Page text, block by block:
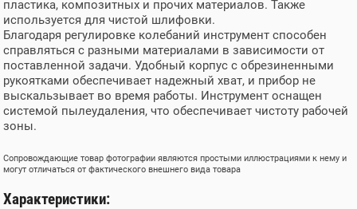
Быстросъемное крепление
Кейс
нет
пластика, композитных и прочих материалов. Также
используется для чистой шлифовки.
Благодаря регулировке колебаний инструмент способен
справляться с разными материалами в зависимости от
поставленной задачи. Удобный корпус с обрезиненными
рукоятками обеспечивает надежный хват, и прибор не
выскальзывает во время работы. Инструмент оснащен
системой пылеудаления, что обеспечивает чистоту рабочей
зоны.
Сопровождающие товар фотографии являются простыми иллюстрациями к нему и
могут отличаться от фактического внешнего вида товара
Характеристики: